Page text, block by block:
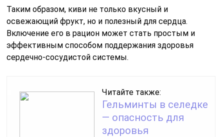
Таким образом, киви не только вкусный и
освежающий фрукт, но и полезный для сердца.
Включение его в рацион может стать простым и
эффективным способом поддержания здоровья
сердечно-сосудистой системы.
Читайте также:
Гельминты в селедке
— опасность для
здоровья